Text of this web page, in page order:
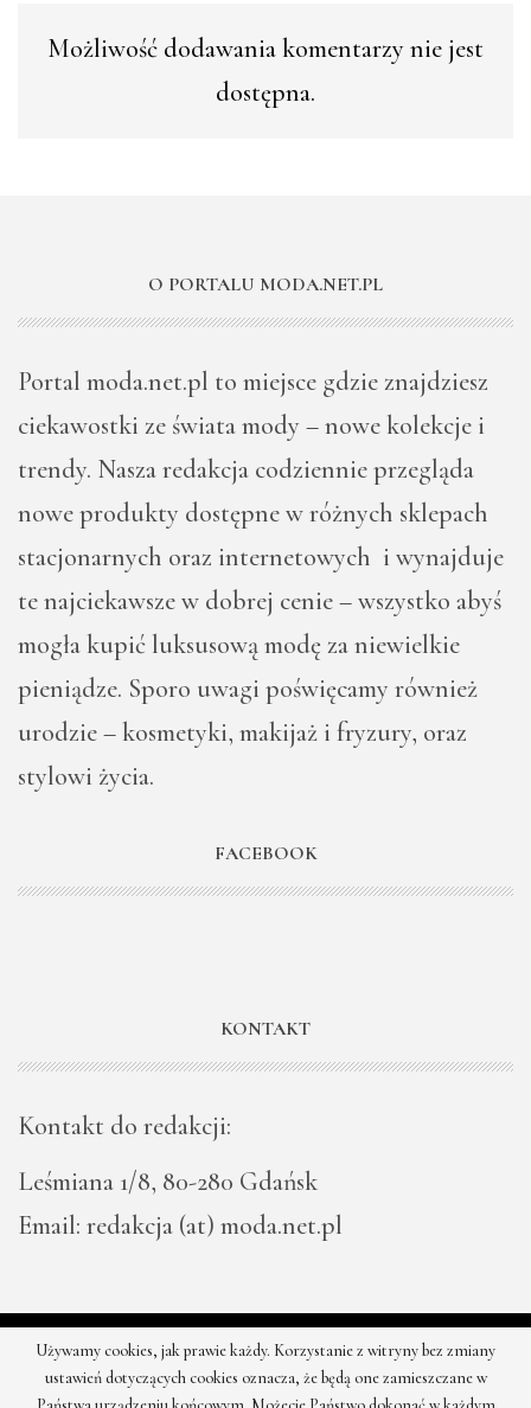
Możliwość dodawania komentarzy nie jest
dostępna.
O PORTALU MODA.NET.PL
Portal moda.net.pl to miejsce gdzie znajdziesz
ciekawostki ze świata mody – nowe kolekcje i
trendy. Nasza redakcja codziennie przegląda
nowe produkty dostępne w różnych sklepach
stacjonarnych oraz internetowych i wynajduje
te najciekawsze w dobrej cenie – wszystko abyś
mogła kupić luksusową modę za niewielkie
pieniądze. Sporo uwagi poświęcamy również
urodzie – kosmetyki, makijaż i fryzury, oraz
stylowi życia.
FACEBOOK
KONTAKT
Kontakt do redakcji:
Leśmiana 1/8, 80-280 Gdańsk
Email: redakcja (at) moda.net.pl
© 2026 - Moda - najnowsze kolekcje, najtańsze sklepy. Wszystkie
prawa zastrzeżone.
Używamy cookies, jak prawie każdy. Korzystanie z witryny bez zmiany
ustawień dotyczących cookies oznacza, że będą one zamieszczane w